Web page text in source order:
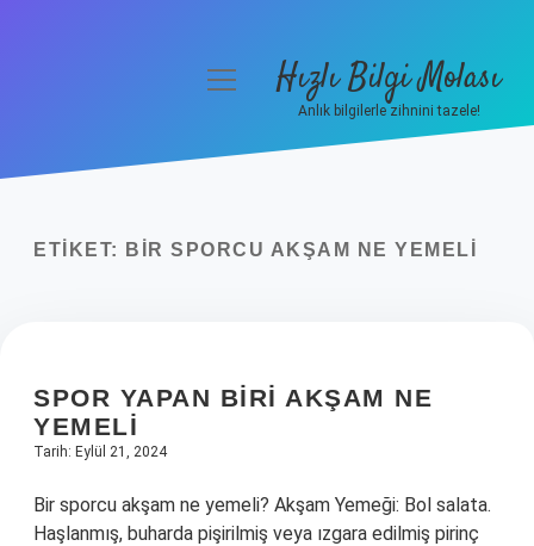
Yasal Uyarı
menüyüHızlı Bilgi Molası
Anlık bilgilerle zihnini tazele!
ETIKET: BIR SPORCU AKŞAM NE YEMELI
SPOR YAPAN BIRI AKŞAM NE
YEMELI
Tarih: Eylül 21, 2024
Bir sporcu akşam ne yemeli? Akşam Yemeği: Bol salata.
Haşlanmış, buharda pişirilmiş veya ızgara edilmiş pirinç